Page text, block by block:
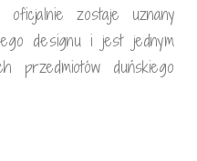
zostaje uznany
designu i jest jednym
przedmiotów duńskiego